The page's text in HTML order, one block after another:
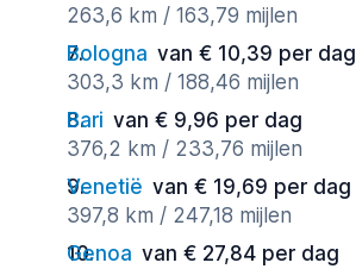
263,6 km / 163,79 mijlen
Bologna van € 10,39 per dag
303,3 km / 188,46 mijlen
Bari van € 9,96 per dag
376,2 km / 233,76 mijlen
Venetië van € 19,69 per dag
397,8 km / 247,18 mijlen
Genoa van € 27,84 per dag